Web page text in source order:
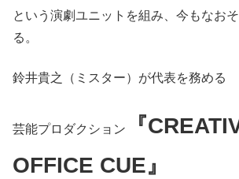
という演劇ユニットを組み、今もなお
る。
鈴井貴之（ミスター）が代表を務める
芸能プロダクション
『
OFFICE CUE』